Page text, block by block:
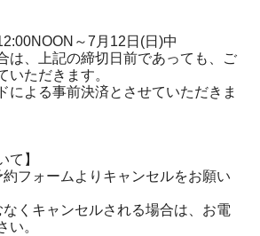
～7月12日(日)中
は、上記の締切日前であっても、ご
いただきます。
による事前決済とさせていただきま
て】
約フォームよりキャンセルをお願い
なくキャンセルされる場合は、お電
い。